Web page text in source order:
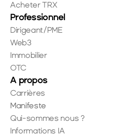
Acheter TRX
Professionnel
Dirigeant/PME
Web3
Immobilier
OTC
A propos
Carrières
Manifeste
Qui-sommes nous ?
Informations IA